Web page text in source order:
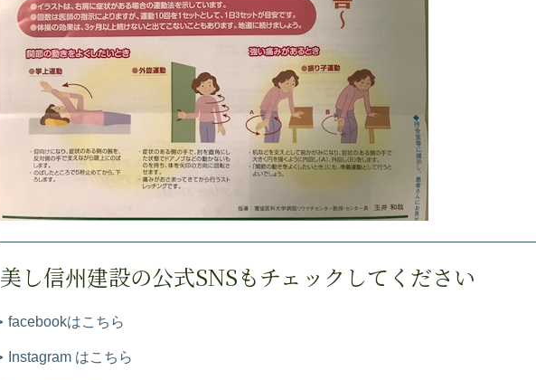
美し信州建設の公式SNSもチェックしてください
facebookはこちら
Instagram はこちら